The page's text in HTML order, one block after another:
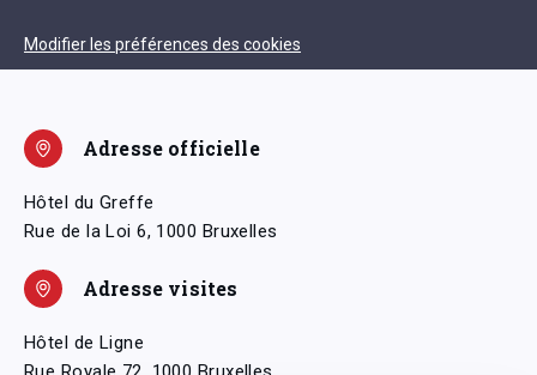
Modifier les préférences des cookies
Adresse officielle
Hôtel du Greffe
Rue de la Loi 6, 1000 Bruxelles
Adresse visites
Hôtel de Ligne